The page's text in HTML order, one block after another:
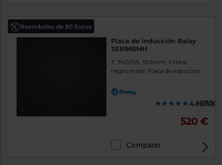
Reembolso de 80 Euros
Placa de inducción Balay
3EB965MH
3, 7400W, 592mm, Cristal
negro mate, Placa de inducción
4.8611000
(252)
520 €
Comparar